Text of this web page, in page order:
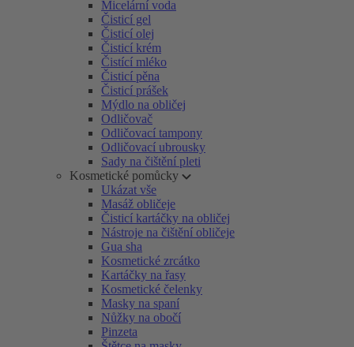
Micelární voda
Čisticí gel
Čisticí olej
Čisticí krém
Čistící mléko
Čisticí pěna
Čisticí prášek
Mýdlo na obličej
Odličovač
Odličovací tampony
Odličovací ubrousky
Sady na čištění pleti
Kosmetické pomůcky
Ukázat vše
Masáž obličeje
Čisticí kartáčky na obličej
Nástroje na čištění obličeje
Gua sha
Kosmetické zrcátko
Kartáčky na řasy
Kosmetické čelenky
Masky na spaní
Nůžky na obočí
Pinzeta